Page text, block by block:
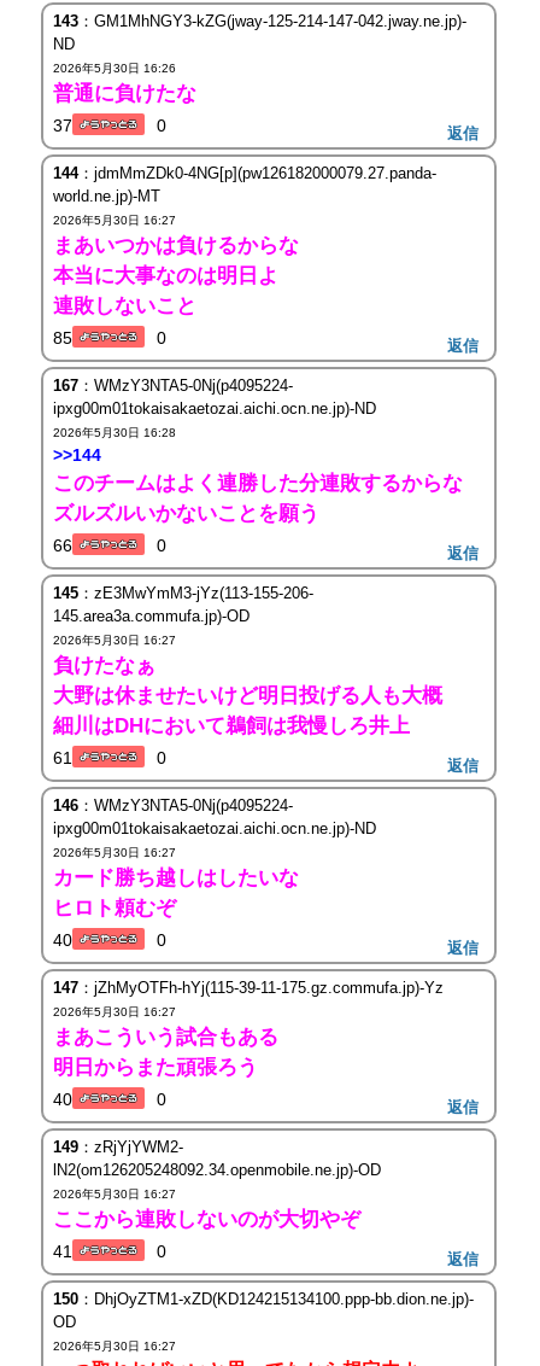
143：GM1MhNGY3-kZG(jway-125-214-147-042.jway.ne.jp)-
ND
2026年5月30日 16:26
普通に負けたな
37 0 返信
144：jdmMmZDk0-4NG[p](pw126182000079.27.panda-
world.ne.jp)-MT
2026年5月30日 16:27
まあいつかは負けるからな
本当に大事なのは明日よ
連敗しないこと
85 0 返信
167：WMzY3NTA5-0Nj(p4095224-
ipxg00m01tokaisakaetozai.aichi.ocn.ne.jp)-ND
2026年5月30日 16:28
>>144
このチームはよく連勝した分連敗するからな
ズルズルいかないことを願う
66 0 返信
145：zE3MwYmM3-jYz(113-155-206-
145.area3a.commufa.jp)-OD
2026年5月30日 16:27
負けたなぁ
大野は休ませたいけど明日投げる人も大概
細川はDHにおいて鵜飼は我慢しろ井上
61 0 返信
146：WMzY3NTA5-0Nj(p4095224-
ipxg00m01tokaisakaetozai.aichi.ocn.ne.jp)-ND
2026年5月30日 16:27
カード勝ち越しはしたいな
ヒロト頼むぞ
40 0 返信
147：jZhMyOTFh-hYj(115-39-11-175.gz.commufa.jp)-Yz
2026年5月30日 16:27
まあこういう試合もある
明日からまた頑張ろう
40 0 返信
149：zRjYjYWM2-
lN2(om126205248092.34.openmobile.ne.jp)-OD
2026年5月30日 16:27
ここから連敗しないのが大切やぞ
41 0 返信
150：DhjOyZTM1-xZD(KD124215134100.ppp-bb.dion.ne.jp)-
OD
2026年5月30日 16:27